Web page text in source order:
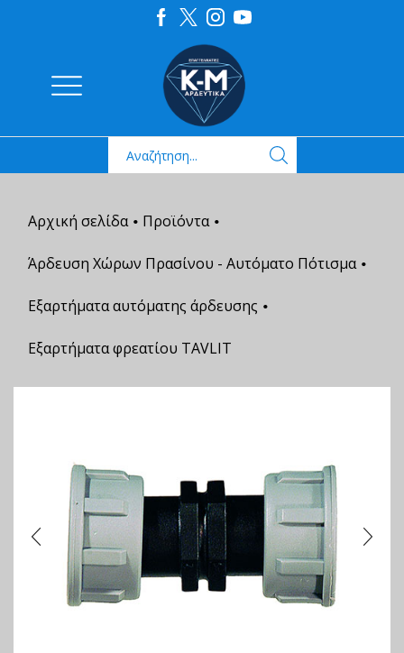
Αρχική σελίδα • Προϊόντα •
Άρδευση Χώρων Πρασίνου - Αυτόματο Πότισμα •
Εξαρτήματα αυτόματης άρδευσης •
Εξαρτήματα φρεατίου ΤAVLIT